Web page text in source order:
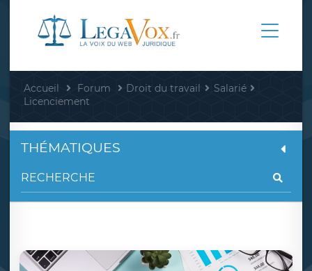
Accueil Forum Droit du travail
Salarié
Licenciement
THÉMATIQUES